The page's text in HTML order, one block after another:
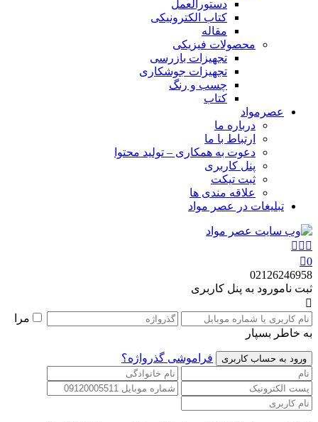
دستورالعمل
کتاب الکترونیکی
مقاله
محصولات فیزیکی
تجهیزات بازرسی
تجهیزات جوشکاری
چسب و رنگ
کتاب
عصرمواد
درباره ما
ارتباط با ما
دعوت به همکاری – تولید محتوا
پنل کاربری
ثبت تیکت
علاقه مندی ها
تبلیغات در عصر مواد
0
02126246958
ثبت نامورود به پنل کاربری
مرا
به خاطر بسپار
فراموشی گذرواژه؟